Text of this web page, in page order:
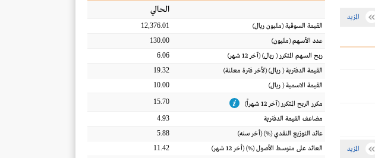
المزيد
المزيد
الحالي
القيمة السوقية(مليون ريال)
12,376.01
عدد الأسهم(مليون)
130.00
ربح السهم المتكرر( ريال) (آخر 12 شهر)
6.06
القيمة الدفترية( ريال) (لأخر فترة معلنة)
19.32
القيمة الاسمية( ريال)
10.00
مكرر الربح المتكرر (آخر 12 شهراً) 15.70
مضاعف القيمة الدفترية
4.93
عائد التوزيع النقدي(%) (أخر سنه)
5.88
العائد على متوسط الأصول(%) (أخر 12 شهر)
11.42